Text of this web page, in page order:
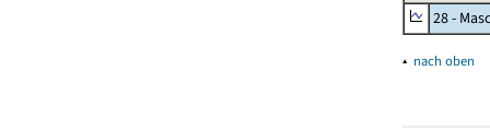
28 -
▴ nach oben